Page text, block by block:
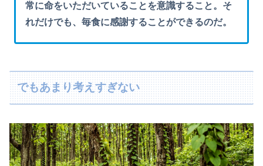
常に命をいただいていることを意識すること。そ
れだけでも、毎食に感謝することができるのだ。
でもあまり考えすぎない